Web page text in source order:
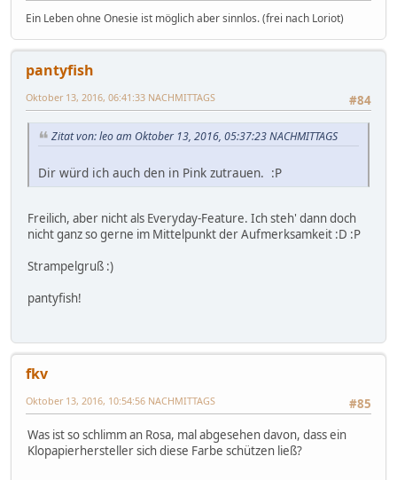
Ein Leben ohne Onesie ist möglich aber sinnlos. (frei nach Loriot)
pantyfish
#84
Oktober 13, 2016, 06:41:33 NACHMITTAGS
Zitat von: leo am Oktober 13, 2016, 05:37:23 NACHMITTAGS
Dir würd ich auch den in Pink zutrauen. :P
Freilich, aber nicht als Everyday-Feature. Ich steh' dann doch
nicht ganz so gerne im Mittelpunkt der Aufmerksamkeit :D :P
Strampelgruß :)
pantyfish!
fkv
#85
Oktober 13, 2016, 10:54:56 NACHMITTAGS
Was ist so schlimm an Rosa, mal abgesehen davon, dass ein
Klopapierhersteller sich diese Farbe schützen ließ?